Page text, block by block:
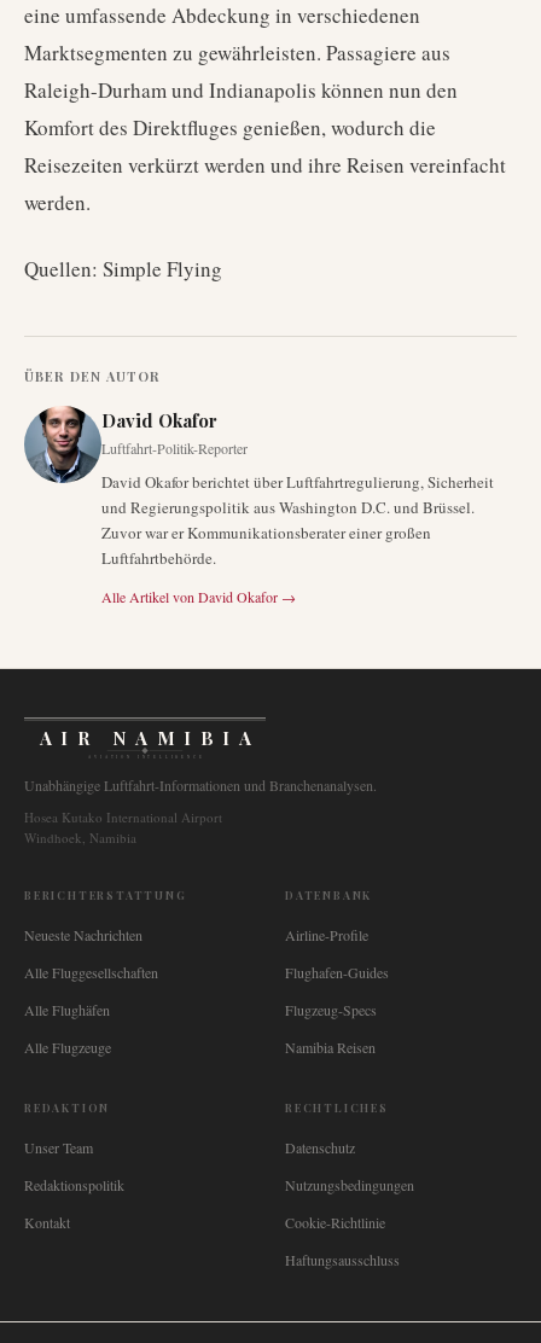
eine umfassende Abdeckung in verschiedenen
Marktsegmenten zu gewährleisten. Passagiere aus
Raleigh-Durham und Indianapolis können nun den
Komfort des Direktfluges genießen, wodurch die
Reisezeiten verkürzt werden und ihre Reisen vereinfacht
werden.
Quellen: Simple Flying
ÜBER DEN AUTOR
David Okafor
Luftfahrt-Politik-Reporter
David Okafor berichtet über Luftfahrtregulierung, Sicherheit
und Regierungspolitik aus Washington D.C. und Brüssel.
Zuvor war er Kommunikationsberater einer großen
Luftfahrtbehörde.
Alle Artikel von David Okafor →
AIR NAMIBIA
AVIATION INTELLIGENCE
Unabhängige Luftfahrt-Informationen und Branchenanalysen.
Hosea Kutako International Airport
Windhoek, Namibia
BERICHTERSTATTUNG
Neueste Nachrichten
Alle Fluggesellschaften
Alle Flughäfen
Alle Flugzeuge
DATENBANK
Airline-Profile
Flughafen-Guides
Flugzeug-Specs
Namibia Reisen
REDAKTION
Unser Team
Redaktionspolitik
Kontakt
RECHTLICHES
Datenschutz
Nutzungsbedingungen
Cookie-Richtlinie
Haftungsausschluss